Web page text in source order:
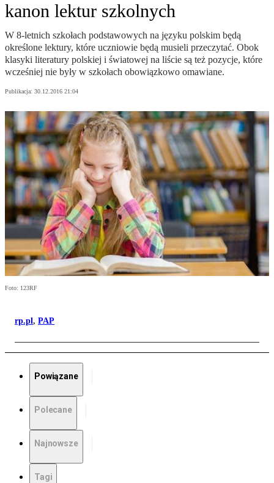
kanon lektur szkolnych
W 8-letnich szkołach podstawowych na języku polskim będą
określone lektury, które uczniowie będą musieli przeczytać. Obok
klasyki literatury polskiej i światowej na liście są też pozycje, które
wcześniej nie były w szkołach obowiązkowo omawiane.
Publikacja: 30.12.2016 21:04
Foto: 123RF
rp.pl, PAP
Powiązane
Polecane
Najnowsze
Tagi